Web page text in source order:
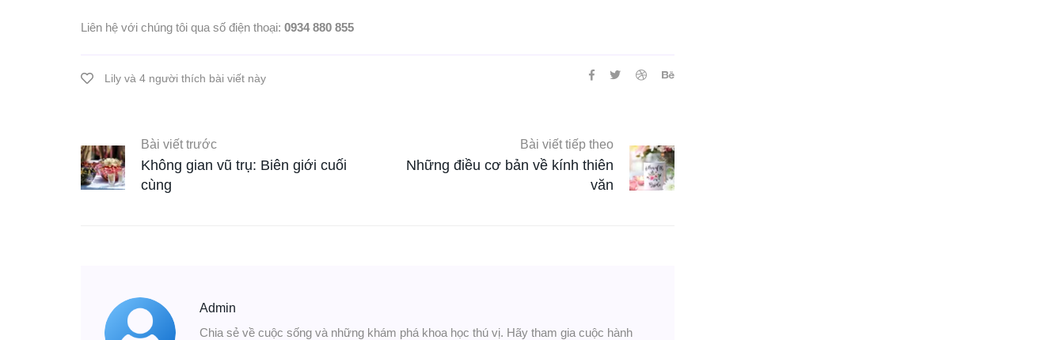
Liên hệ với chúng tôi qua số điện thoại: 0934 880 855
Lily và 4 người thích bài viết này
Bài viết trước
Không gian vũ trụ: Biên giới cuối
cùng
Bài viết tiếp theo
Những điều cơ bản về kính thiên
văn
Admin
Chia sẻ về cuộc sống và những khám phá khoa học thú vị. Hãy tham gia cuộc hành